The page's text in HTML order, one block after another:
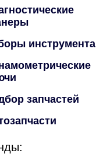
инструмента
запчастей